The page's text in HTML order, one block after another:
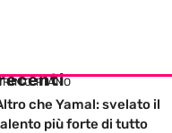
PIANO
che Yamal: svelato il
più forte di tutto